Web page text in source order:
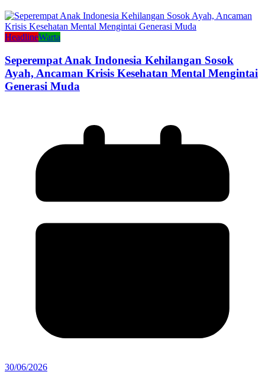
HeadlineWarta
Seperempat Anak Indonesia Kehilangan Sosok
Ayah, Ancaman Krisis Kesehatan Mental Mengintai
Generasi Muda
30/06/2026